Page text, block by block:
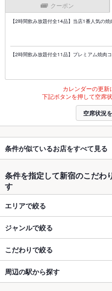
クーポン
【2時間飲み放題付全14品】当店1番人気の焼
【2時間飲み放題付全11品】プレミアム焼肉
カレンダーの更新
下記ボタンを押して空席
空席状況
条件が似ているお店をすべて見る
条件を指定して新宿のこだわ
す
エリアで絞る
ジャンルで絞る
こだわりで絞る
周辺の駅から探す